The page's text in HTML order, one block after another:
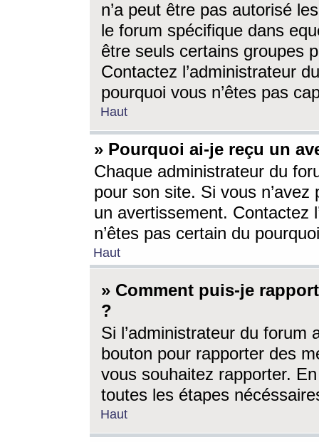
n’a peut être pas autorisé
le forum spécifique dans
être seuls certains groupes
Contactez l’administrateur
pourquoi vous n’êtes pas
Haut
» Pourquoi ai-je reçu un
Chaque administrateur du
pour son site. Si vous
un avertissement. Contactez
n’êtes pas certain du
Haut
» Comment puis-je
?
Si l’administrateur du forum
bouton pour rapporter des
vous souhaitez rapporter.
toutes les étapes
Haut